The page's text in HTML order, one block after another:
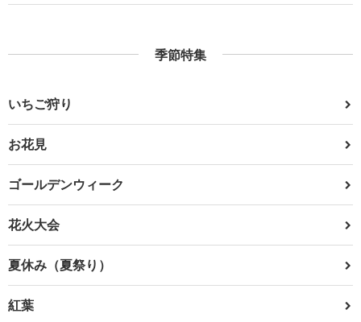
季節特集
いちご狩り
お花見
ゴールデンウィーク
花火大会
夏休み（夏祭り）
紅葉